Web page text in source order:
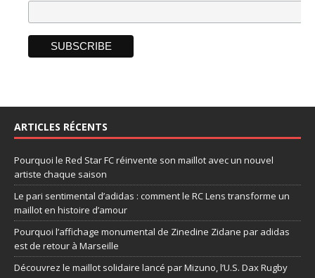
ARTICLES RÉCENTS
Pourquoi le Red Star FC réinvente son maillot avec un nouvel
artiste chaque saison
Le pari sentimental d’adidas : comment le RC Lens transforme un
maillot en histoire d’amour
Pourquoi l’affichage monumental de Zinedine Zidane par adidas
est de retour à Marseille
Découvrez le maillot solidaire lancé par Mizuno, l’U.S. Dax Rugby